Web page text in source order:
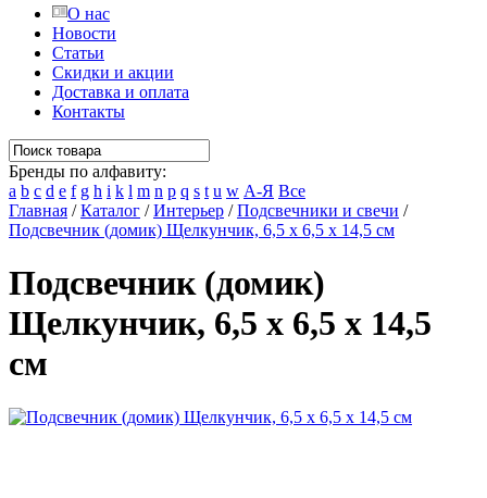
О нас
Новости
Статьи
Скидки и акции
Доставка и оплата
Контакты
Бренды по алфавиту:
a b c d e f g h i k l m n p q s t u w А-Я Все
Главная /Каталог /Интерьер /Подсвечники и свечи /
Подсвечник (домик) Щелкунчик, 6,5 х 6,5 х 14,5 см
Подсвечник (домик)
Щелкунчик, 6,5 х 6,5 х 14,5
см